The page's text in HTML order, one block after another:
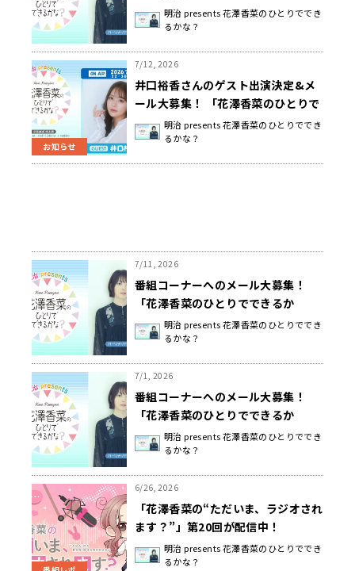
な？」明治 presents 花澤香菜のひとりででき
るかな？
お知らせ
7/12, 2026
井口裕香さんのゲスト出演決定&メ
ール大募集！ 「花澤香菜のひとりで
できるかな？」
明治 presents 花澤香菜のひとりででき
るかな？
7/11, 2026
番組コーナーへのメール大募集！
「花澤香菜のひとりでできるか
な？」明治 presents 花澤香菜のひとりででき
るかな？
7/1, 2026
番組コーナーへのメール大募集！
「花澤香菜のひとりでできるか
な？」明治 presents 花澤香菜のひとりででき
るかな？
6/26, 2026
「花澤香菜の“ただいま、ラジオされ
ます？”」第20回が配信中！
明治 presents 花澤香菜のひとりででき
るかな？